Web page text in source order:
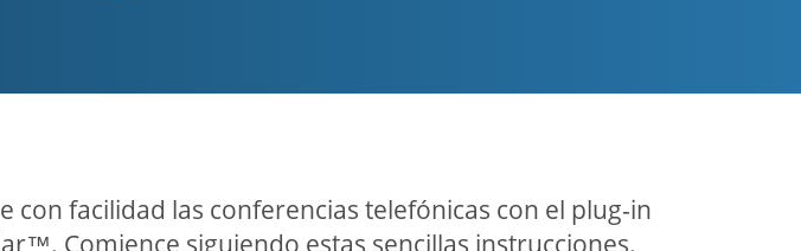
con facilidad las conferencias telefónicas con el plug-in
Comience siguiendo estas sencillas instrucciones.